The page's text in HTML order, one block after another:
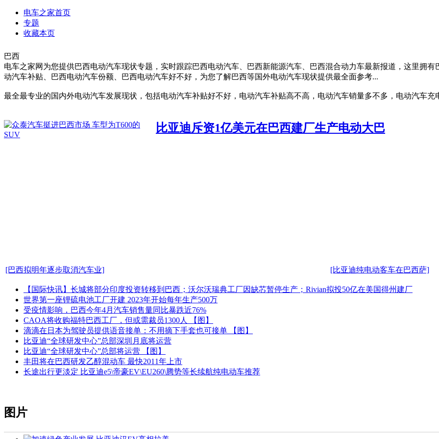
电车之家首页
专题
收藏本页
巴西
电车之家网为您提供巴西电动汽车现状专题，实时跟踪巴西电动汽车、巴西新能源汽车、巴西混合动力车最新报道，这里拥
动汽车补贴、巴西电动汽车份额、巴西电动汽车好不好，为您了解巴西等国外电动汽车现状提供最全面参考...
最全最专业的国内外电动汽车发展现状，包括电动汽车补贴好不好，电动汽车补贴高不高，电动汽车销量多不多，电动汽车
比亚迪斥资1亿美元在巴西建厂生产电动大巴
[巴西拟明年逐步取消汽车业] [比亚迪纯电动客车在巴西萨]
【国际快讯】长城将部分印度投资转移到巴西；沃尔沃瑞典工厂因缺芯暂停生产；Rivian拟投50亿在美国得州建厂
世界第一座锂硫电池工厂开建 2023年开始每年生产500万
受疫情影响，巴西今年4月汽车销售量同比暴跌近76%
CAOA将收购福特巴西工厂，但或需裁员1300人 【图】
滴滴在日本为驾驶员提供语音接单：不用摘下手套也可接单 【图】
比亚迪“全球研发中心”总部深圳月底将运营
比亚迪“全球研发中心”总部将运营 【图】
丰田将在巴西研发乙醇混动车 最快2011年上市
长途出行更淡定 比亚迪e5\帝豪EV\EU260\腾势等长续航纯电动车推荐
图片